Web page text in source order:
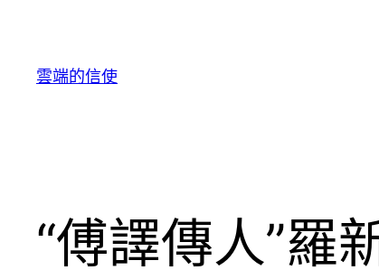
雲端的信使
“傅譯傳人”羅